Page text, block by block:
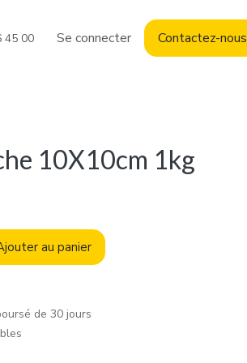
45 00 Se connecter Contactez-nous
10X10cm 1kg
au panier
de 30 jours